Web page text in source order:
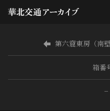
第六窟東房（南
箱番
−